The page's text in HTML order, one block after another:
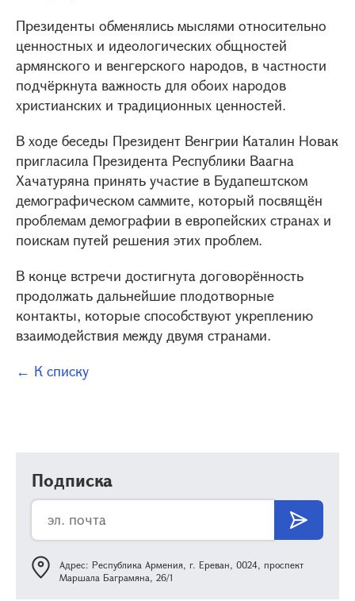
Президенты обменялись мыслями относительно
ценностных и идеологических общностей
армянского и венгерского народов, в частности
подчёркнута важность для обоих народов
христианских и традиционных ценностей.
В ходе беседы Президент Венгрии Каталин Новак
пригласила Президента Республики Ваагна
Хачатуряна принять участие в Будапештском
демографическом саммите, который посвящён
проблемам демографии в европейских странах и
поискам путей решения этих проблем.
В конце встречи достигнута договорённость
продолжать дальнейшие плодотворные
контакты, которые способствуют укреплению
взаимодействия между двумя странами.
← К списку
Подписка
Адрес: Республика Армения, г. Ереван, 0024, проспект
Маршала Баграмяна, 26/1